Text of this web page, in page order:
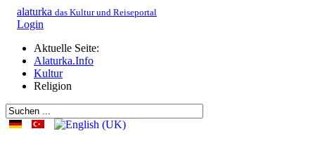
alaturka das Kultur und Reiseportal
Login
Aktuelle Seite:
Alaturka.Info
Kultur
Religion